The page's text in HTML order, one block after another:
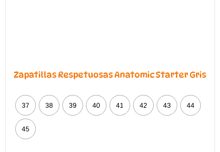
Zapatillas Respetuosas Anatomic Starter Gris
37 38 39 40 41 42 43 44
45